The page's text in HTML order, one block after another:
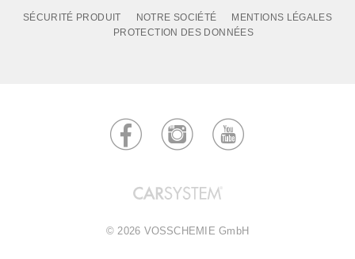
SÉCURITÉ PRODUIT NOTRE SOCIÉTÉ
MENTIONS LÉGALES
PROTECTION DES DONNÉES
© 2026 VOSSCHEMIE GmbH